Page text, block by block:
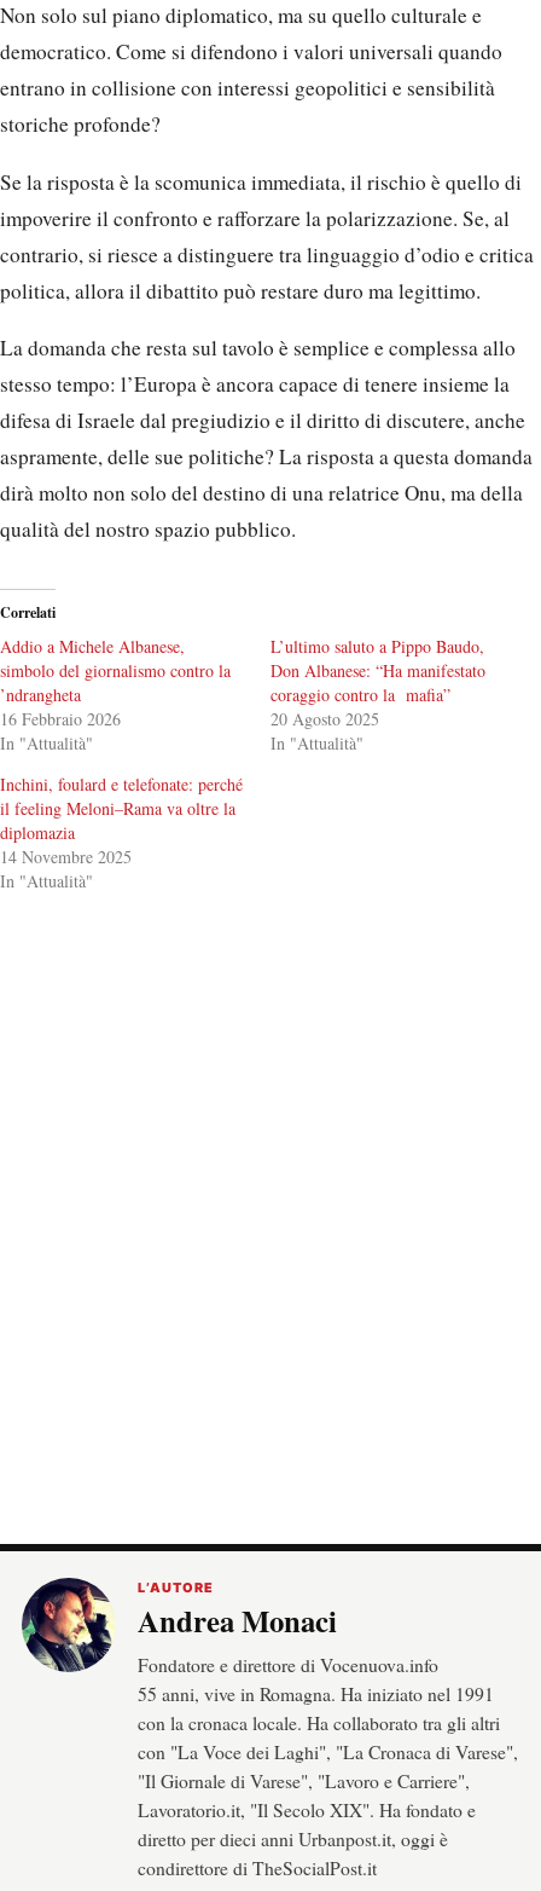
Non solo sul piano diplomatico, ma su quello culturale e
democratico. Come si difendono i valori universali quando
entrano in collisione con interessi geopolitici e sensibilità
storiche profonde?
Se la risposta è la scomunica immediata, il rischio è quello di
impoverire il confronto e rafforzare la polarizzazione. Se, al
contrario, si riesce a distinguere tra linguaggio d’odio e critica
politica, allora il dibattito può restare duro ma legittimo.
La domanda che resta sul tavolo è semplice e complessa allo
stesso tempo: l’Europa è ancora capace di tenere insieme la
difesa di Israele dal pregiudizio e il diritto di discutere, anche
aspramente, delle sue politiche? La risposta a questa domanda
dirà molto non solo del destino di una relatrice Onu, ma della
qualità del nostro spazio pubblico.
Correlati
Addio a Michele Albanese,
simbolo del giornalismo contro la
’ndrangheta
16 Febbraio 2026
In "Attualità"
L’ultimo saluto a Pippo Baudo,
Don Albanese: “Ha manifestato
coraggio contro la mafia”
20 Agosto 2025
In "Attualità"
Inchini, foulard e telefonate: perché
il feeling Meloni–Rama va oltre la
diplomazia
14 Novembre 2025
In "Attualità"
L’AUTORE
Andrea Monaci
Fondatore e direttore di Vocenuova.info
55 anni, vive in Romagna. Ha iniziato nel 1991
con la cronaca locale. Ha collaborato tra gli altri
con "La Voce dei Laghi", "La Cronaca di Varese",
"Il Giornale di Varese", "Lavoro e Carriere",
Lavoratorio.it, "Il Secolo XIX". Ha fondato e
diretto per dieci anni Urbanpost.it, oggi è
condirettore di TheSocialPost.it